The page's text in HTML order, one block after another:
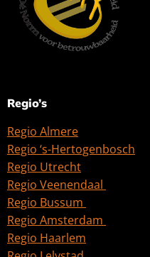
Regio’s
Regio Almere
Regio ‘s-Hertogenbosch
Regio Utrecht
Regio Veenendaal
Regio Bussum
Regio Amsterdam
Regio Haarlem